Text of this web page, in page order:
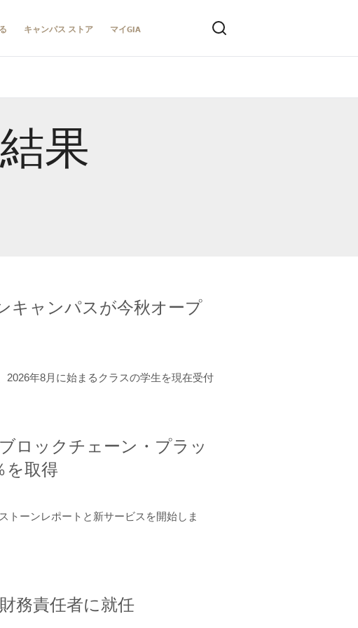
キャンパス ストア マイGIA
果
キャンパスが今秋オープ
年8月に始まるクラスの学生を現在受付
ロックチェーン・プラッ
を取得
トーンレポートと新サービスを開始しま
務責任者に就任